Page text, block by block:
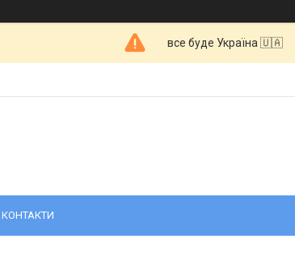
все буде Україна 🇺🇦
КОНТАКТИ